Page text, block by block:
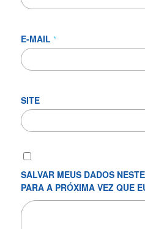
E-MAIL *
SITE
SALVAR MEUS DADOS
PARA A PRÓXIMA VEZ QUE